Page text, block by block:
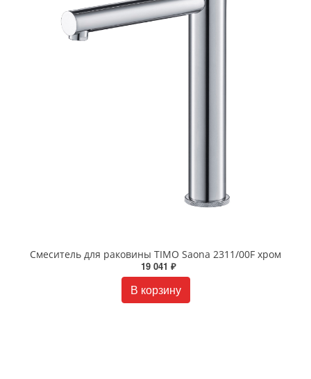
Смеситель для раковины TIMO Saona 2311/00F хром
19 041 ₽
В корзину